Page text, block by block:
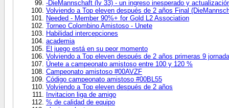
-DieMannschaft (lv 33) - un ingreso inesperado y
Volviendo a Top eleven después de 2 años Final
Needed - Member 90%+ for Gold L2 Association
Torneo Colombino Amistoso - Unete
Habilidad intercepciones
academia
El juego está en su peor momento
Volviendo a Top eleven después de 2 años primeras 9
Únete a campeonato amistoso entre 100 y 120 %
Campeonato amistoso #00AVZF
Código campeonato amistoso #00BL55
Volviendo a Top eleven después de 2 años
Invitacion liga de amigo
% de calidad de equipo